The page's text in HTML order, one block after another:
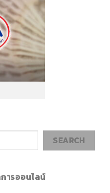
SEARCH
ารออนไลน์